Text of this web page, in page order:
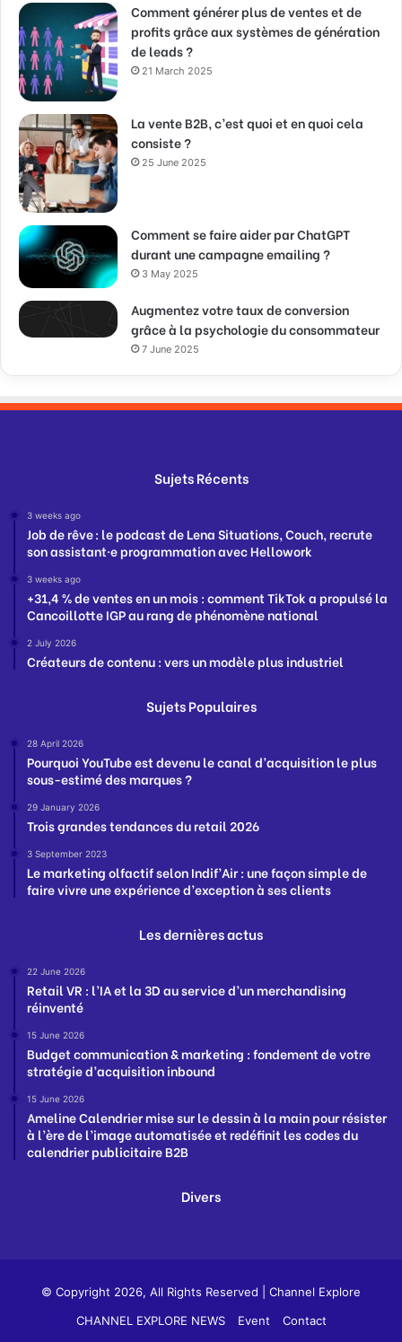
Comment générer plus de ventes et de
profits grâce aux systèmes de génération
de leads ?
21 March 2025
La vente B2B, c’est quoi et en quoi cela
consiste ?
25 June 2025
Comment se faire aider par ChatGPT
durant une campagne emailing ?
3 May 2025
Augmentez votre taux de conversion
grâce à la psychologie du consommateur
7 June 2025
Sujets Récents
3 weeks ago
Job de rêve : le podcast de Lena Situations, Couch, recrute
son assistant·e programmation avec Hellowork
3 weeks ago
+31,4 % de ventes en un mois : comment TikTok a propulsé la
Cancoillotte IGP au rang de phénomène national
2 July 2026
Créateurs de contenu : vers un modèle plus industriel
Sujets Populaires
28 April 2026
Pourquoi YouTube est devenu le canal d’acquisition le plus
sous-estimé des marques ?
29 January 2026
Trois grandes tendances du retail 2026
3 September 2023
Le marketing olfactif selon Indif’Air : une façon simple de
faire vivre une expérience d’exception à ses clients
Les dernières actus
22 June 2026
Retail VR : l’IA et la 3D au service d’un merchandising
réinventé
15 June 2026
Budget communication & marketing : fondement de votre
stratégie d’acquisition inbound
15 June 2026
Ameline Calendrier mise sur le dessin à la main pour résister
à l’ère de l’image automatisée et redéfinit les codes du
calendrier publicitaire B2B
Divers
© Copyright 2026, All Rights Reserved | Channel Explore
CHANNEL EXPLORE NEWS
Event Contact